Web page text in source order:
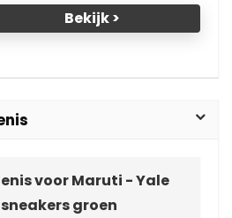
Bekijk >
voor Maruti - Yale
groen